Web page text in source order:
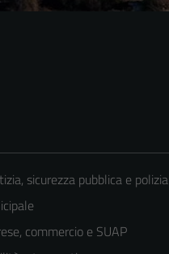
sicurezza pubblica e polizia
commercio e SUAP